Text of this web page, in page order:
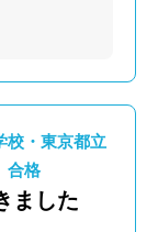
校・東京都立
合格
ました